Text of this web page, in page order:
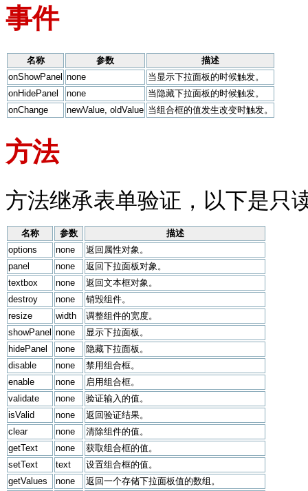
事件
名称 参数
描述
onShowPanel none
当显示下拉面板的时候触发。
onHidePanel
none
当隐藏下拉面板的时候触发。
onChange
newValue, oldValue 当组合框的值发生改变时触发。
方法
方法继承表单验证，以下是只
名称 参数
描述
options
none
返回属性对象。
panel
none
返回下拉面板对象。
textbox
none
返回文本框对象。
destroy
none
销毁组件。
resize
width
调整组件的宽度。
showPanel none
显示下拉面板。
hidePanel
none
隐藏下拉面板。
disable
none
禁用组合框。
enable
none
启用组合框。
validate
none
验证输入的值。
isValid
none
返回验证结果。
clear
none
清除组件的值。
getText
none
获取组合框的值。
setText
text
设置组合框的值。
getValues
none
返回一个存储下拉面板值的数组。